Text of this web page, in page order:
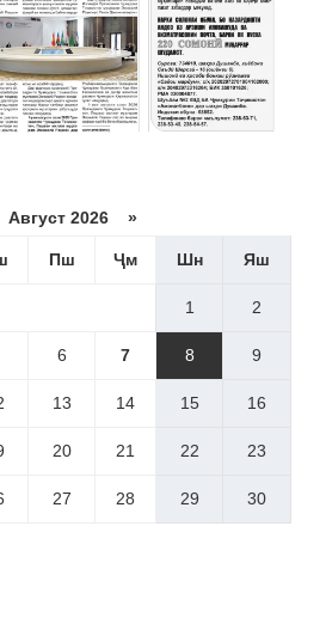
Август 2026 »
Пш Ҷм Шн Яш
1 2
6 7 8 9
13 14 15 16
20 21 22 23
27 28 29 30